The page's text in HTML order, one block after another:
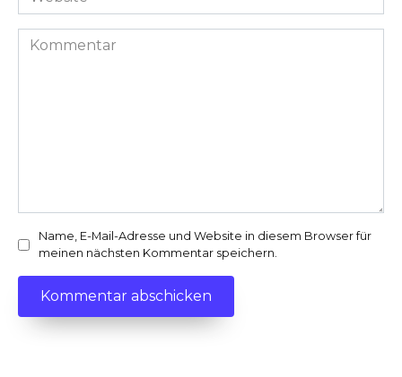
Kommentar
Name, E-Mail-Adresse und Website in diesem Browser für
meinen nächsten Kommentar speichern.